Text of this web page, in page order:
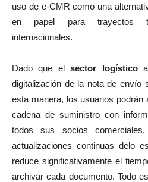
uso de e-CMR como una
en papel para trayectos
internacionales.
Dado que elsector logístico
digitalización de la nota de envío
esta manera, los usuarios podrán
cadena de suministro con
todos sus socios
actualizaciones continuas delo
reduce significativamente el
archivar cada documento. Todo